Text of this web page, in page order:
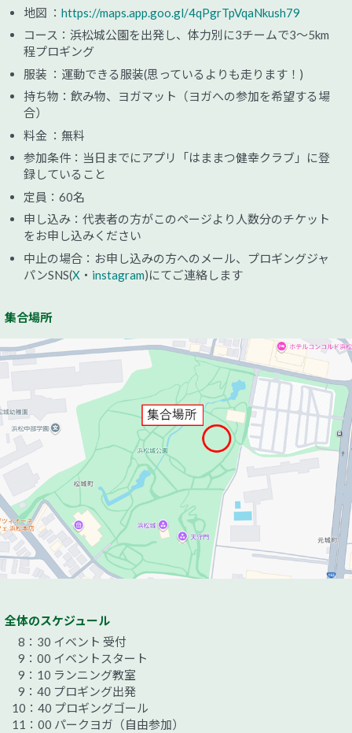
地図 ： https://maps.app.goo.gl/4qPgrTpVqaNkush79
コース：浜松城公園を出発し、体力別に3チームで3～5km
程プロギング
服装 ：運動できる服装(思っているよりも走ります！)
持ち物：飲み物、ヨガマット（ヨガへの参加を希望する場
合）
料金 ：無料
参加条件：当日までにアプリ「はままつ健幸クラブ」に登
録していること
定員：60名
申し込み：代表者の方がこのページより人数分のチケット
をお申し込みください
中止の場合：お申し込みの方へのメール、プロギングジャ
パンSNS(X ・ instagram)にてご連絡します
集合場所
全体のスケジュール
8：30 イベント 受付
9：00 イベントスタート
9：10 ランニング教室
9：40 プロギング出発
10：40 プロギングゴール
11：00 パークヨガ（自由参加）